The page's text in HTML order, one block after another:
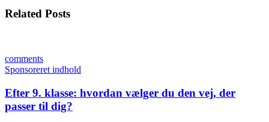
Related Posts
comments
Sponsoreret indhold
Efter 9. klasse: hvordan vælger du den vej, der
passer til dig?